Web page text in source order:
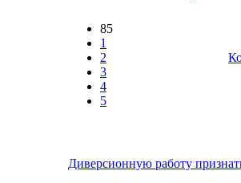
85
1
2
3
4
5
Диверсионную работу